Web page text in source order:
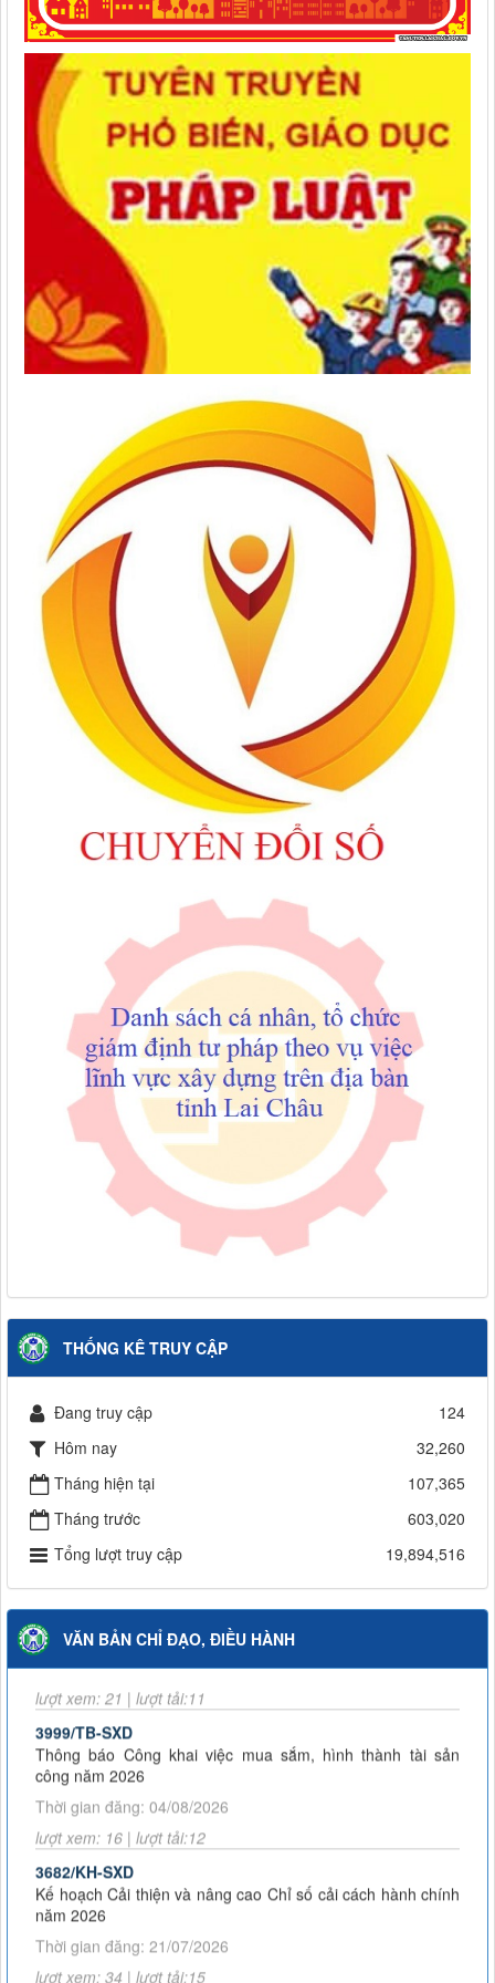
THỐNG KÊ TRUY CẬP
Đang truy cập
124
Hôm nay
32,260
Tháng hiện tại
107,365
Tháng trước
603,020
Tổng lượt truy cập
19,894,516
VĂN BẢN CHỈ ĐẠO, ĐIỀU HÀNH
59/2026/QĐ-UBND
Quyết định bãi bỏ Quyết định số 43/2025/QĐ-UBND ngày 14
Sở Xây dựng tỉnh Lai Châu
Thời gian đăng: 04/08/2026
Thông báo Công khai việc mua sắm, hình thành tài sản
công năm 2026
Thời gian đăng: 04/08/2026
lượt xem: 16 | lượt tải:12
Kế hoạch Cải thiện và nâng cao Chỉ số cải cách hành chính
năm 2026
lượt xem: 34 | lượt tải:15